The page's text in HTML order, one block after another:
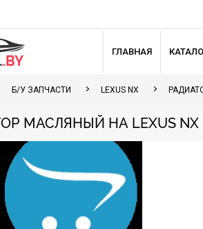
ГЛАВНАЯ
Б/У ЗАПЧАСТИ LEXUS NX
МАСЛЯНЫЙ НА LEXUS NX